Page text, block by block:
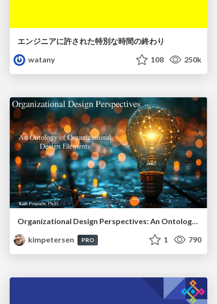
エンジニアに許された特別な時間の終わり
watany
108 250k
Organizational Design Perspectives: An Ontology of Organizational Design Elements
kimpetersen
PRO 1 790